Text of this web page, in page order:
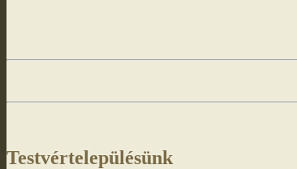
Testvértelepülésünk